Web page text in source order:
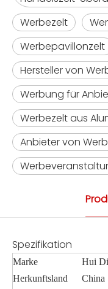
Werbezelt
Werbepavillonzelt
Hersteller von
Werbung für
Werbezelt aus
Anbieter von
Spezifikation
Marke
Hui
Herkunftsland
China